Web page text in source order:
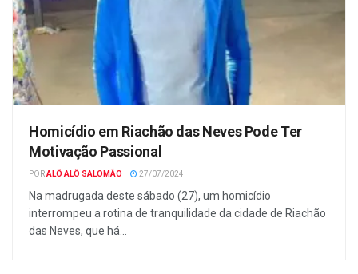
Homicídio em Riachão das Neves Pode Ter
Motivação Passional
PORALÔ ALÔ SALOMÃO 27/07/2024
Na madrugada deste sábado (27), um homicídio
interrompeu a rotina de tranquilidade da cidade de Riachão
das Neves, que há...